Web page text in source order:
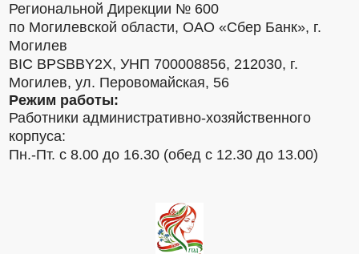
Региональной Дирекции № 600
по Могилевской области, ОАО «Сбер Банк», г.
Могилев
BIC BPSBBY2X, УНП 700008856, 212030, г.
Могилев, ул. Перовомайская, 56
Режим работы:
Работники административно-хозяйственного
корпуса:
Пн.-Пт. с 8.00 до 16.30 (обед с 12.30 до 13.00)